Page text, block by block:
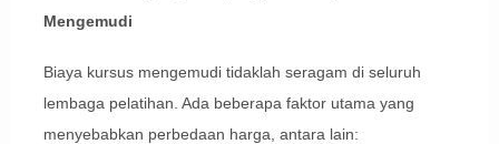
Mengemudi
Biaya kursus mengemudi tidaklah seragam di seluruh
lembaga pelatihan. Ada beberapa faktor utama yang
menyebabkan perbedaan harga, antara lain: